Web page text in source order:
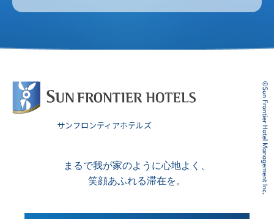
サンフロンティアホテルズ
まるで我が家のように心地よく、
笑顔あふれる滞在を。